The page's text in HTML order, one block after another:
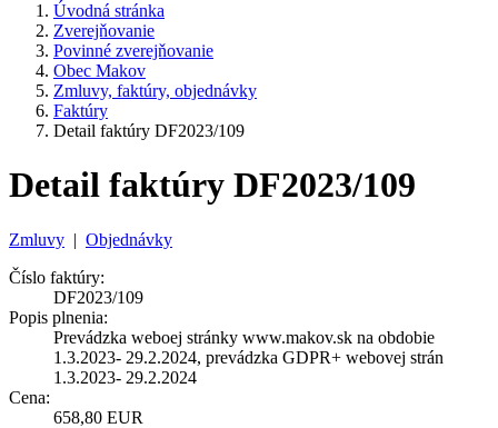
Úvodná stránka
Zverejňovanie
Povinné zverejňovanie
Obec Makov
Zmluvy, faktúry, objednávky
Faktúry
Detail faktúry DF2023/109
Detail faktúry DF2023/109
Zmluvy | Objednávky
Číslo faktúry:
DF2023/109
Popis plnenia:
Prevádzka weboej stránky www.makov.sk na obdobie
1.3.2023- 29.2.2024, prevádzka GDPR+ webovej strán
1.3.2023- 29.2.2024
Cena:
658,80 EUR